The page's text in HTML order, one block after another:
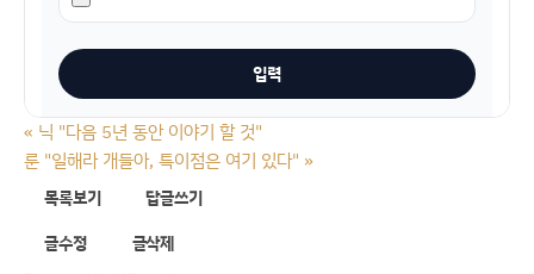
« 닉 "다음 5년 동안 이야기 할 것"
룬 "일해라 개들아, 특이점은 여기 있다" »
목록보기
답글쓰기
글수정
글삭제